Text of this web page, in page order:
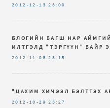
2012-12-13 23:00
БЛОГИЙН БАГШ НАР
ИЛТГЭЛД "ТЭРГҮҮН" БАЙР
2012-11-08 23:15
"ЦАХИМ ХИЧЭЭЛ БЭЛТГЭХ
2012-10-29 23:27